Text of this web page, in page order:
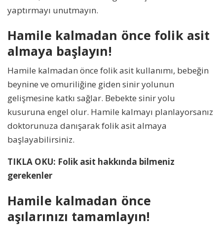
yaptırmayı unutmayın.
Hamile kalmadan önce folik asit
almaya başlayın!
Hamile kalmadan önce folik asit kullanımı, bebeğin
beynine ve omuriliğine giden sinir yolunun
gelişmesine katkı sağlar. Bebekte sinir yolu
kusuruna engel olur. Hamile kalmayı planlayorsanız
doktorunuza danışarak folik asit almaya
başlayabilirsiniz.
TIKLA OKU: Folik asit hakkında bilmeniz
gerekenler
Hamile kalmadan önce
aşılarınızı tamamlayın!